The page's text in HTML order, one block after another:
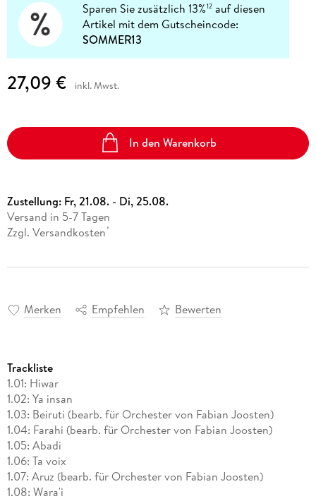
Sparen Sie zusätzlich 13%12 auf diesen
Artikel mit dem Gutscheincode:
SOMMER13
27,09 € inkl. Mwst.
In den Warenkorb
Zustellung: Fr, 21.08. - Di, 25.08.
Versand in 5-7 Tagen
Zzgl. Versandkosten *
Merken Empfehlen Bewerten
Trackliste
1.01: Hiwar
1.02: Ya insan
1.03: Beiruti (bearb. für Orchester von Fabian Joosten)
1.04: Farahi (bearb. für Orchester von Fabian Joosten)
1.05: Abadi
1.06: Ta voix
1.07: Aruz (bearb. für Orchester von Fabian Joosten)
1.08: Wara'i